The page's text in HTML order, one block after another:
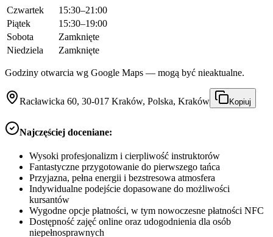
Czwartek
15:30–21:00
Piątek
15:30–19:00
Sobota
Zamknięte
Niedziela
Zamknięte
Godziny otwarcia wg Google Maps — mogą być nieaktualne.
Racławicka 60, 30-017 Kraków, Polska, Kraków Kopiuj
Najczęściej doceniane:
Wysoki profesjonalizm i cierpliwość instruktorów
Fantastyczne przygotowanie do pierwszego tańca
Przyjazna, pełna energii i bezstresowa atmosfera
Indywidualne podejście dopasowane do możliwości
kursantów
Wygodne opcje płatności, w tym nowoczesne płatności NFC
Dostępność zajęć online oraz udogodnienia dla osób
niepełnosprawnych